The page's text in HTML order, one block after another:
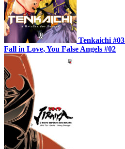
Tenkaichi #03
Fall in Love, You False Angels #02